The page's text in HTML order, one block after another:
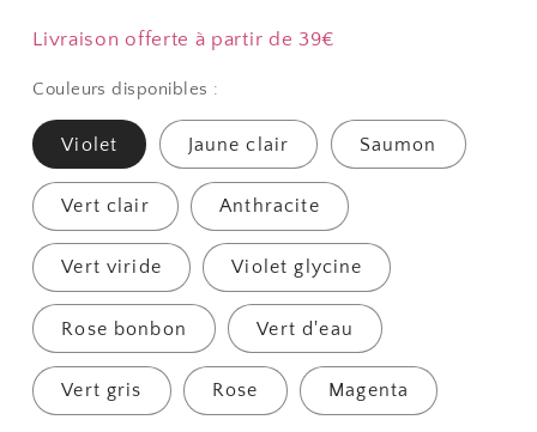
Livraison offerte à partir de 39€
Couleurs disponibles :
Violet Jaune clair Saumon
Vert clair Anthracite
Vert viride Violet glycine
Rose bonbon Vert d'eau
Vert gris Rose Magenta